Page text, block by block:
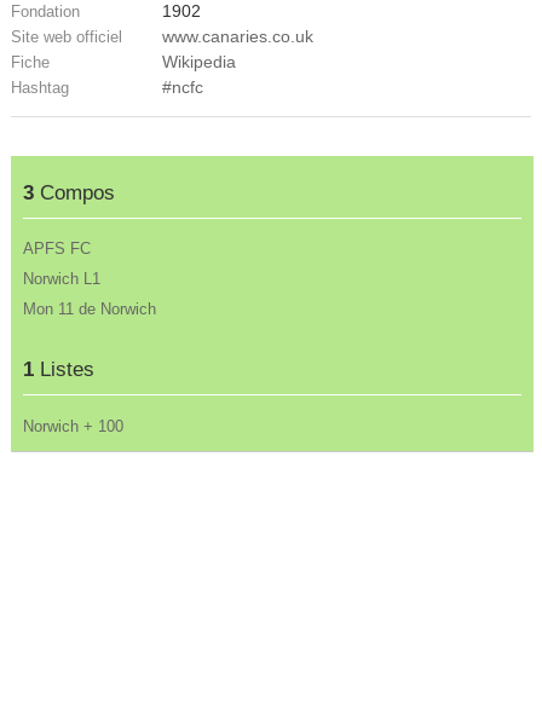
Fondation 1902
Site web officiel www.canaries.co.uk
Fiche Wikipedia
Hashtag #ncfc
3Compos
APFS FC
Norwich L1
Mon 11 de Norwich
1Listes
Norwich + 100